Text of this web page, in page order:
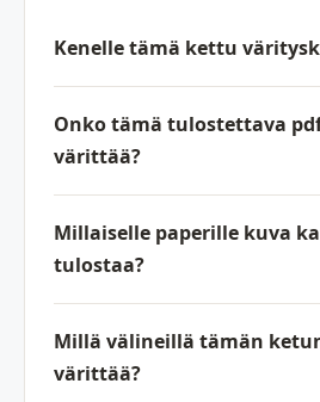
Kenelle tämä kettu
Onko tämä tulostettava
värittää?
Millaiselle paperille kuva
tulostaa?
Millä välineillä tämän
värittää?